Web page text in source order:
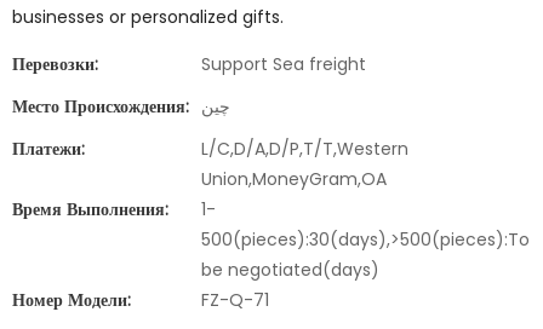
businesses or personalized gifts.
Перевозки:
Support Sea freight
Место Происхождения: چین
Платежи:
L/C,D/A,D/P,T/T,Western
Union,MoneyGram,OA
Время Выполнения:
1-
500(pieces):30(days),>500(pieces):To
be negotiated(days)
Номер Модели:
FZ-Q-71